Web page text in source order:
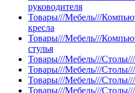
руководителя
Товары///Мебель///
кресла
Товары///Мебель///
стулья
Товары///Мебель///
Товары///Мебель///
Товары///Мебель///
Товары///Мебель///